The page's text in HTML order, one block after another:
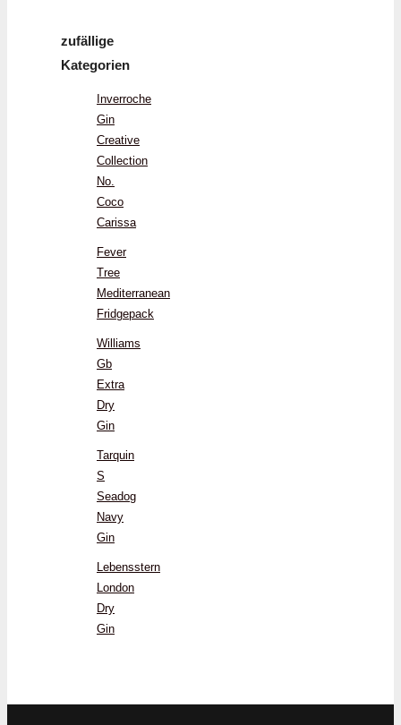
zufällige
Kategorien
Inverroche
Gin
Creative
Collection
No.
Coco
Carissa
Fever
Tree
Mediterranean
Fridgepack
Williams
Gb
Extra
Dry
Gin
Tarquin
S
Seadog
Navy
Gin
Lebensstern
London
Dry
Gin